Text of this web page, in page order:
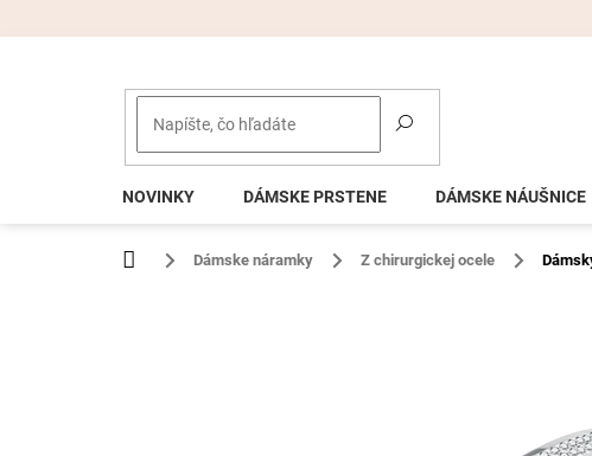
NOVINKY DÁMSKE PRSTENE DÁMSKE NÁUŠNICE
Domov Dámske náramky Z chirurgickej ocele